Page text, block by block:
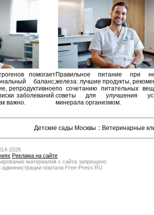
помогает
баланс,
репродуктивное
заболеваний.
важно.
Правильное питание при
железа: лучшие продукты,
по сочетанию питательных
советы для улучшения
минерала организмом.
Детские сады Москвы :: Ветеринарные
2026
Реклама на сайте
материалов с сайта запрещено
администрации портала Free-Press.RU